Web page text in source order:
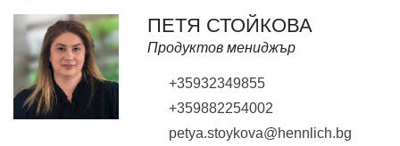
ПЕТЯ СТОЙКОВА
Продуктов мениджър
+35932349855
+359882254002
petya.stoykova@hennlich.bg